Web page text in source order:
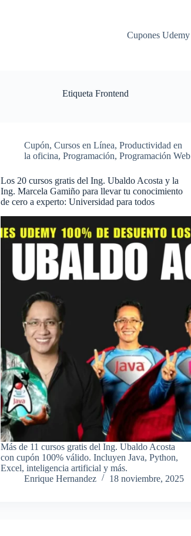
Cupones Udemy
Etiqueta Frontend
Cupón,Cursos en Línea,Productividad en
la oficina,Programación,Programación Web
Los 20 cursos gratis del Ing. Ubaldo Acosta y la
Ing. Marcela Gamiño para llevar tu conocimiento
de cero a experto: Universidad para todos
Más de 11 cursos gratis del Ing. Ubaldo Acosta
con cupón 100% válido. Incluyen Java, Python,
Excel, inteligencia artificial y más.
Enrique Hernandez
18 noviembre, 2025